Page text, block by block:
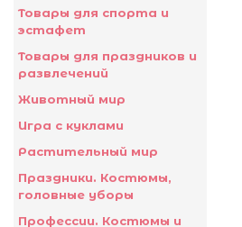
Товары для спорта и
эстафет
Товары для праздников и
развлечений
Животный мир
Игра с куклами
Растительный мир
Праздники. Костюмы,
головные уборы
Профессии. Костюмы и